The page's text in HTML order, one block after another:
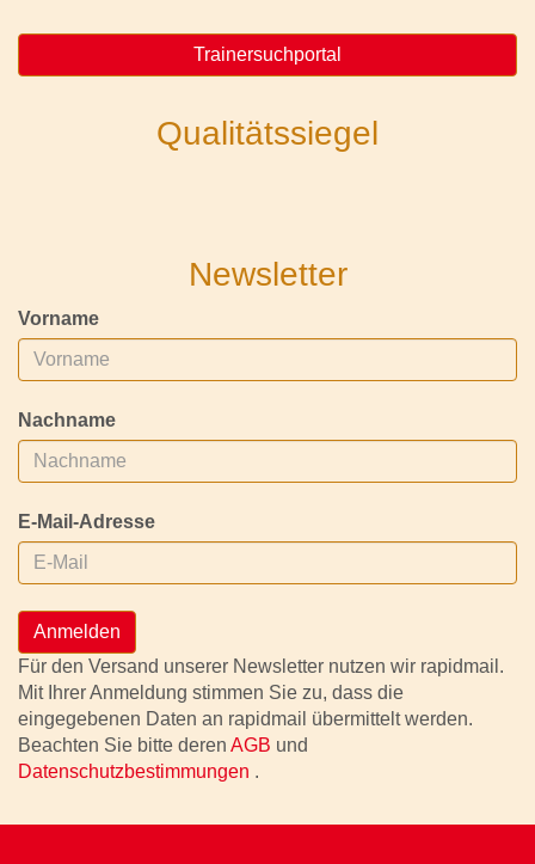
Trainersuchportal
Qualitätssiegel
Newsletter
Vorname
Nachname
E-Mail-Adresse
Anmelden
Für den Versand unserer Newsletter nutzen wir rapidmail.
Mit Ihrer Anmeldung stimmen Sie zu, dass die
eingegebenen Daten an rapidmail übermittelt werden.
Beachten Sie bitte deren AGB und
Datenschutzbestimmungen .